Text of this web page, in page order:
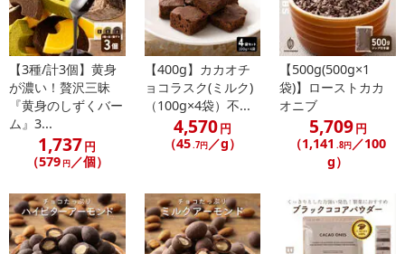
【3種/計3個】黄身
が濃い！贅沢三昧
『黄身のしずくバー
ム』3...
1,737円
（579 円／個）
【400g】カカオチ
ョコラスク(ミルク)
（100g×4袋）不...
4,570円
（45.7円／g）
【500g(500g×1
袋)】ローストカカ
オニブ
5,709円
（1,141 .8円 ／100
g）